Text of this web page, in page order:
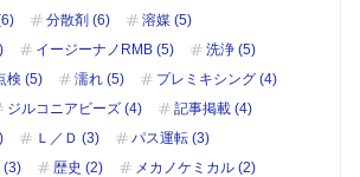
分散剤 (6)
溶媒 (5)
イージーナノRMB (5)
洗浄 (5)
検 (5) 濡れ (5)
プレミキシング (4)
ジルコニアビーズ (4)
記事掲載 (4)
Ｌ／Ｄ (3)
パス運転 (3)
(3)
歴史 (2)
メカノケミカル (2)